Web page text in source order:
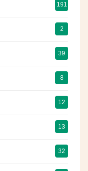
191
2
39
8
12
13
32